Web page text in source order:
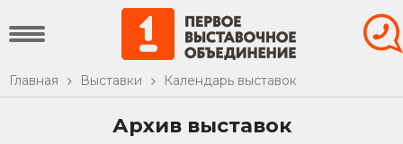
Главная Выставки Календарь выставок
Архив выставок